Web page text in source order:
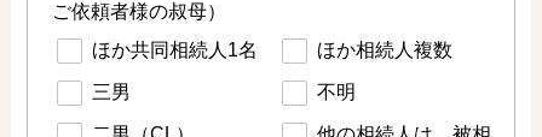
ご依頼者様の叔母）
ほか共同相続人1名 ほか相続人複数
三男 不明